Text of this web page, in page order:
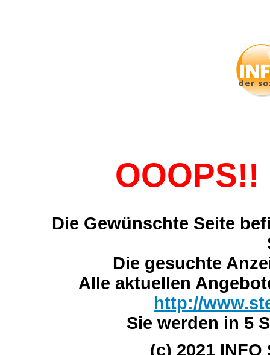
OOOPS!!
Die Gewünschte Seite
Die gesuchte
Alle aktuellen
http://
Sie werden in 5
(c) 2021